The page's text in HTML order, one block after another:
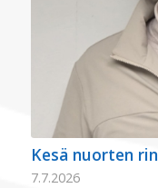
Kesä nuorten
7.7.2026